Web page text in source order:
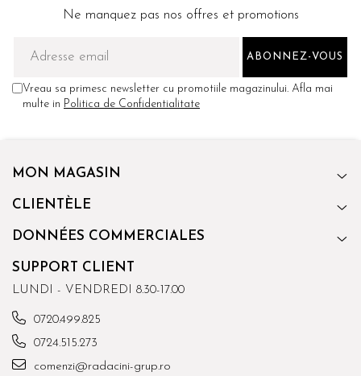
Ne manquez pas nos offres et promotions
Vreau sa primesc newsletter cu promotiile magazinului. Afla mai
multe in Politica de Confidentialitate
MON MAGASIN
CLIENTÈLE
DONNÉES COMMERCIALES
SUPPORT CLIENT
LUNDI - VENDREDI 8.30-17.00
0720.499.825
0724.515.273
comenzi@radacini-grup.ro